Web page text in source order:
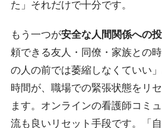
た」それだけで十分です。
もう一つが安全な人間関係への
頼できる友人・同僚・家族との
の人の前では萎縮しなくていい
時間が、職場での緊張状態をリ
ます。オンラインの看護師コミ
流も良いリセット手段です。
「